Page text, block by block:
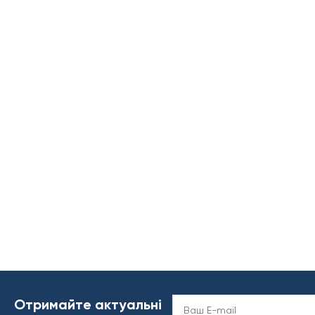
Отримайте актуальні